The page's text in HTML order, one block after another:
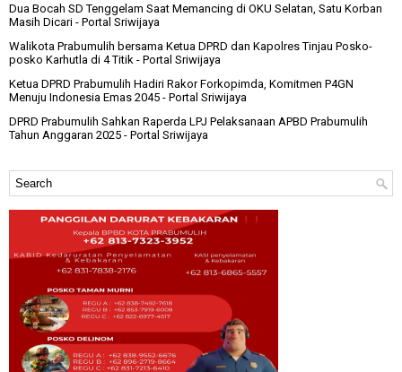
Dua Bocah SD Tenggelam Saat Memancing di OKU Selatan, Satu Korban
Masih Dicari - Portal Sriwijaya
Walikota Prabumulih bersama Ketua DPRD dan Kapolres Tinjau Posko-
posko Karhutla di 4 Titik - Portal Sriwijaya
Ketua DPRD Prabumulih Hadiri Rakor Forkopimda, Komitmen P4GN
Menuju Indonesia Emas 2045 - Portal Sriwijaya
DPRD Prabumulih Sahkan Raperda LPJ Pelaksanaan APBD Prabumulih
Tahun Anggaran 2025 - Portal Sriwijaya